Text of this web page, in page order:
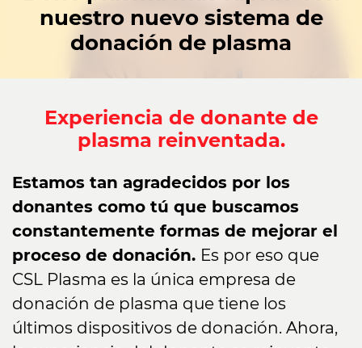
nuestro nuevo sistema de
donación de plasma
Experiencia de donante de
plasma reinventada.
Estamos tan agradecidos por los
donantes como tú que buscamos
constantemente formas de mejorar el
proceso de donación. Es por eso que
CSL Plasma es la única empresa de
donación de plasma que tiene los
últimos dispositivos de donación. Ahora,